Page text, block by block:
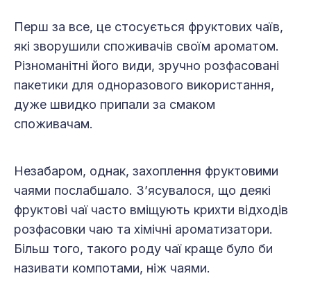
Перш за все, це стосується фруктових чаїв,
які зворушили споживачів своїм ароматом.
Різноманітні його види, зручно розфасовані
пакетики для одноразового використання,
дуже швидко припали за смаком
споживачам.
Незабаром, однак, захоплення фруктовими
чаями послабшало. З’ясувалося, що деякі
фруктові чаї часто вміщують крихти відходів
розфасовки чаю та хімічні ароматизатори.
Більш того, такого роду чаї краще було би
називати компотами, ніж чаями.